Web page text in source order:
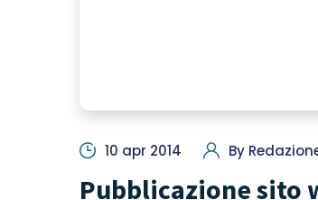
10 apr 2014 By
Pubblicazione sito